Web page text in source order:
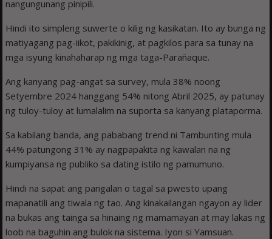
nangungunang pinipili.
Hindi ito simpleng suwerte o kilig ng kasikatan. Ito ay bunga ng
matiyagang pag-iikot, pakikinig, at pagkilos para sa tunay na
mga isyung kinahaharap ng mga taga-Parañaque.
Ang kanyang pag-angat sa survey, mula 38% noong
Setyembre 2024 hanggang 54% nitong Abril 2025, ay patunay
ng tuloy-tuloy at lumalalim na suporta sa kanyang plataporma.
Sa kabilang banda, ang pababang trend ni Tambunting mula
44% patungong 31% ay nagpapakita ng kawalan na ng
kumpiyansa ng publiko sa dating istilo ng pamumuno.
Hindi na sapat ang pangalan o tagal sa pwesto upang
mapanatili ang tiwala ng tao. Ang kinakailangan ngayon ay lider
na bukas ang tainga sa hinaing ng mamamayan at may lakas ng
loob na baguhin ang bulok na sistema. Iyon si Yamsuan.